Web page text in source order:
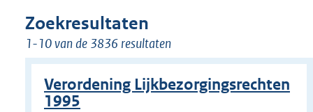
Zoekresultaten
1-10 van de 3836 resultaten
Verordening Lijkbezorgingsrechten
1995